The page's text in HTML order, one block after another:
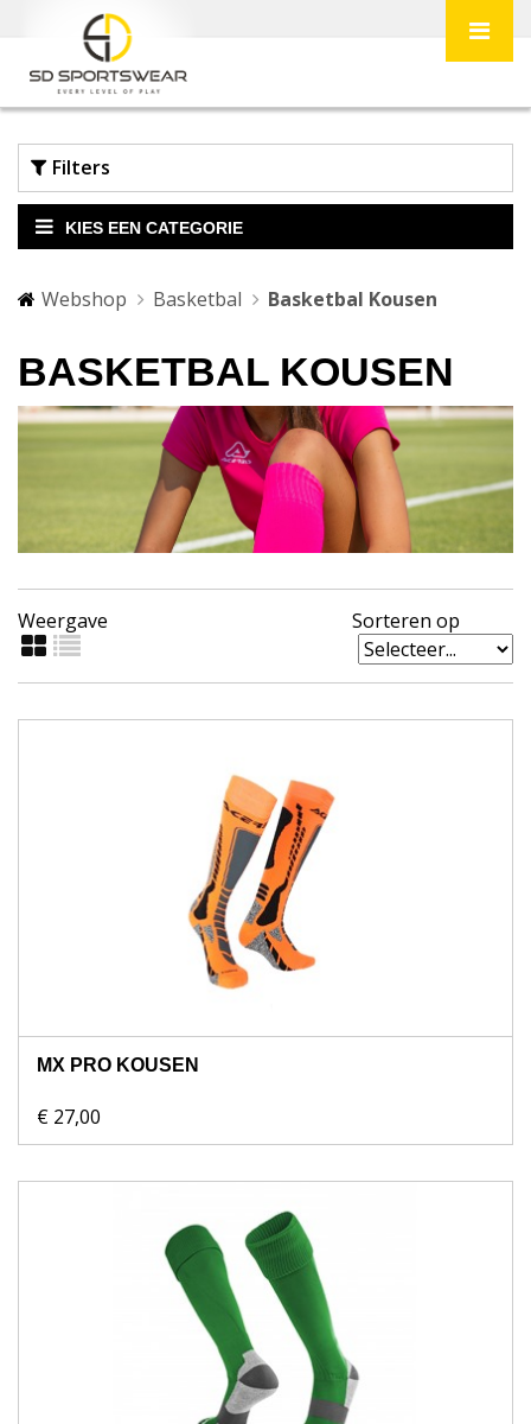
Filters
KIES EEN CATEGORIE
Webshop Basketbal Basketbal Kousen
BASKETBAL KOUSEN
Weergave Sorteren op
MX PRO KOUSEN
€ 27,00